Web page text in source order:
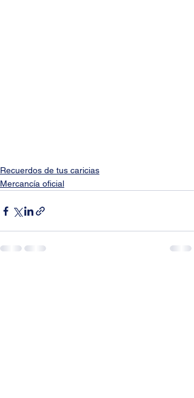
Recuerdos de tus caricias
Mercancía oficial